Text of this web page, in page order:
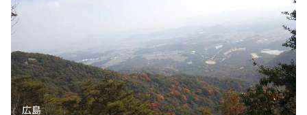
広島